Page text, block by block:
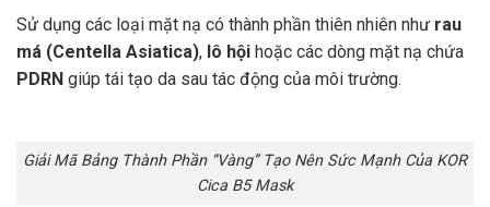
Sử dụng các loại mặt nạ có thành phần thiên nhiên như rau
má (Centella Asiatica), lô hội hoặc các dòng mặt nạ chứa
PDRN giúp tái tạo da sau tác động của môi trường.
Giải Mã Bảng Thành Phần “Vàng” Tạo Nên Sức Mạnh Của KOR
Cica B5 Mask